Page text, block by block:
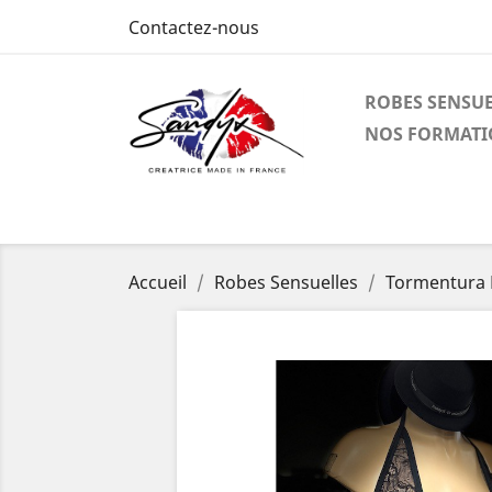
Contactez-nous
ROBES
NOS
Accueil Robes Sensuelles Tormentura